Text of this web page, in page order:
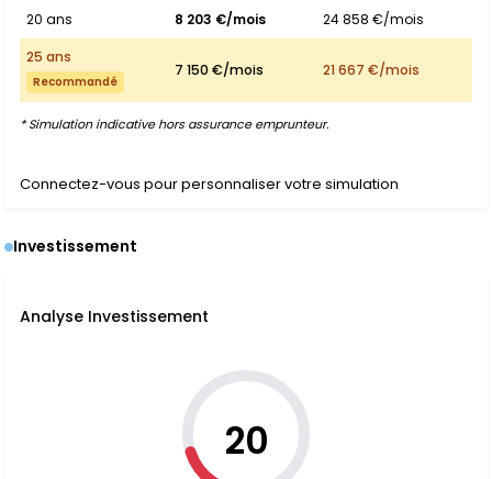
20 ans
8 203 €/mois
24 858 €/mois
25 ans
Recommandé
7 150 €/mois 21 667 €/mois
* Simulation indicative hors assurance emprunteur.
Connectez-vous pour personnaliser votre simulation
Investissement
Analyse Investissement
20